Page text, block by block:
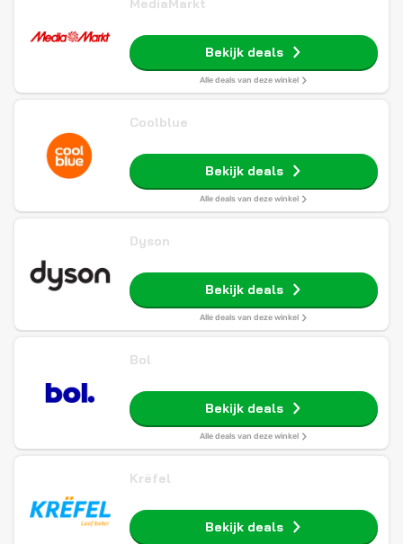
MediaMarkt
Bekijk deals
Alle deals van deze winkel
Coolblue
Bekijk deals
Alle deals van deze winkel
Dyson
Bekijk deals
Alle deals van deze winkel
Bol
Bekijk deals
Alle deals van deze winkel
Krëfel
Bekijk deals